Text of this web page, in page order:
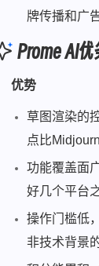
牌传播和广
Prome AI优
优势
草图渲染的
点比
功能覆盖面
好几个平台
操作门槛低
非技术背景